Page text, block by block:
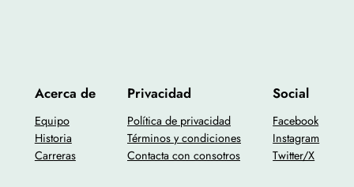
Acerca de
Equipo
Historia
Carreras
Privacidad
Política de privacidad
Términos y condiciones
Contacta con consotros
Social
Facebook
Instagram
Twitter/X